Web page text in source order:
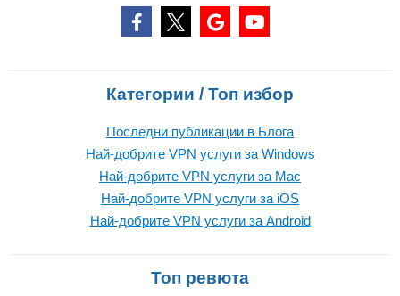
Категории / Топ избор
Последни публикации в Блога
Най-добрите VPN услуги за Windows
Най-добрите VPN услуги за Mac
Най-добрите VPN услуги за iOS
Най-добрите VPN услуги за Android
Топ ревюта